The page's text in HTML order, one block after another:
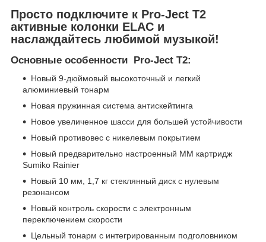
Просто подключите к Pro-Ject T2
активные колонки ELAC и
наслаждайтесь любимой музыкой!
Основные особенности Pro-Ject T2:
Новый 9-дюймовый высокоточный и легкий
алюминиевый тонарм
Новая пружинная система антискейтинга
Новое увеличенное шасси для большей устойчивости
Новый противовес с никелевым покрытием
Новый предварительно настроенный MM картридж
Sumiko Rainier
Новый 10 мм, 1,7 кг стеклянный диск с нулевым
резонансом
Новый контроль скорости с электронным
переключением скорости
Цельный тонарм с интегрированным подголовником